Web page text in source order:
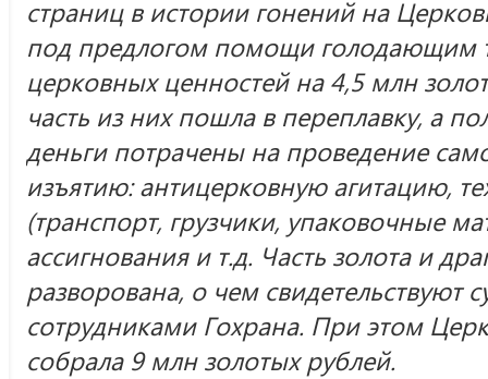
страниц в истории гонений на
под предлогом помощи голодающим
церковных ценностей на 4,5 млн
часть из них пошла в переплавку, а
деньги потрачены на проведение
изъятию: антицерковную агитацию,
(транспорт, грузчики, упаковочные
ассигнования и т.д. Часть золота и
разворована, о чем
сотрудниками Гохрана. При этом
собрала 9 млн золотых рублей.